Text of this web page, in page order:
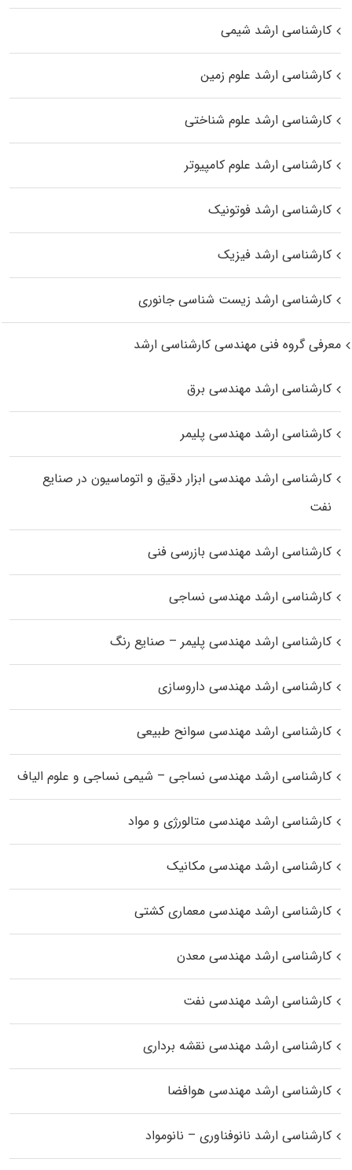
کارشناسی ارشد شیمی
کارشناسی ارشد علوم زمین
کارشناسی ارشد علوم شناختی
کارشناسی ارشد علوم کامپیوتر
کارشناسی ارشد فوتونیک
کارشناسی ارشد فیزیک
کارشناسی ارشد زیست‌ شناسی جانوری
معرفی گروه فنی مهندسی کارشناسی ارشد
کارشناسی ارشد مهندسی برق
کارشناسی ارشد مهندسی پلیمر
کارشناسی ارشد مهندسی ابزار دقیق و اتوماسیون در صنایع
نفت
کارشناسی ارشد مهندسی بازرسی فنی
کارشناسی ارشد مهندسی نساجی
کارشناسی ارشد مهندسی پلیمر – صنایع رنگ
کارشناسی ارشد مهندسی داروسازی
کارشناسی ارشد مهندسی سوانح طبیعی
کارشناسی ارشد مهندسی نساجی – شیمی نساجی و علوم الیاف
کارشناسی ارشد مهندسی متالورژی و مواد
کارشناسی ارشد مهندسی مکانیک
کارشناسی ارشد مهندسی معماری کشتی
کارشناسی ارشد مهندسی معدن
کارشناسی ارشد مهندسی نفت
کارشناسی ارشد مهندسی نقشه برداری
کارشناسی ارشد مهندسی هوافضا
کارشناسی ارشد نانوفناوری – نانومواد